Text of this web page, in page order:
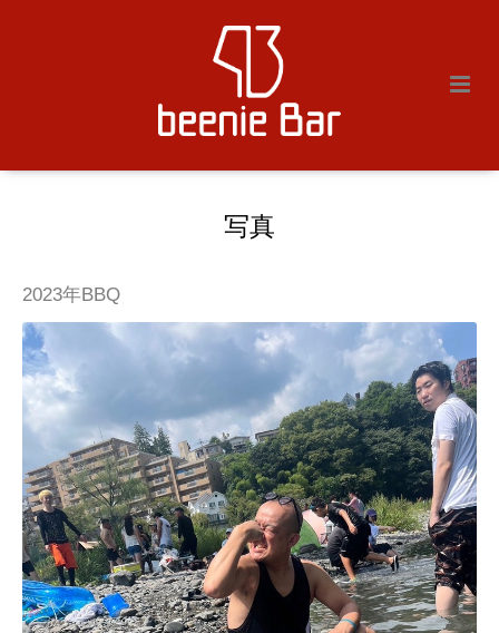
写真
2023年BBQ